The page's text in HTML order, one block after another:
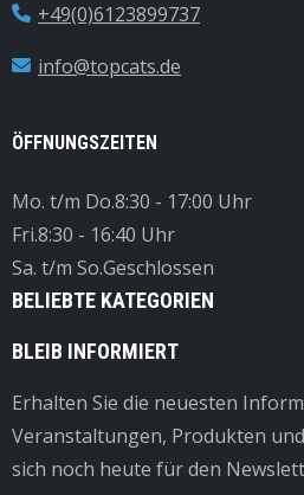
+49(0)6123899737
info@topcats.de
ÖFFNUNGSZEITEN
Mo. t/m Do.8:30 - 17:00 Uhr
Fri.8:30 - 16:40 Uhr
Sa. t/m So.Geschlossen
BELIEBTE KATEGORIEN
BLEIB INFORMIERT
Erhalten Sie die neuesten
Veranstaltungen, Produkten
sich noch heute für den